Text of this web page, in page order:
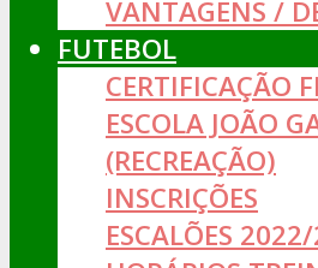
VANTAGENS /
FUTEBOL
CERTIFICAÇÃO
ESCOLA JOÃO
(RECREAÇÃO)
INSCRIÇÕES
ESCALÕES